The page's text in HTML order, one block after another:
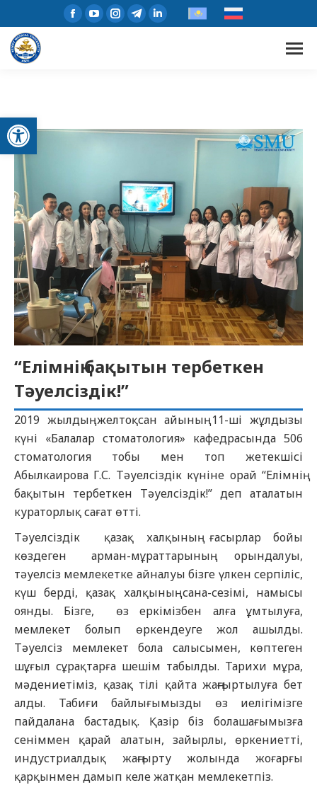
Open toolbar
“Елімнің бақытын тербеткен
Тәуелсіздік!”
2019 жылдың желтоқсан айының 11-ші жұлдызы
күні «Балалар стоматология» кафедрасында 506
стоматология тобы мен топ жетекшісі
Абылкаирова Г.С. Тәуелсіздік күніне орай “Елімнің
бақытын тербеткен Тәуелсіздік!” деп аталатын
кураторлық сағат өтті.
Тәуелсіздік қазақ халқының ғасырлар бойы
көздеген арман-мұраттарының орындалуы,
тәуелсіз мемлекетке айналуы бізге үлкен серпіліс,
күш берді, қазақ халқының сана-сезімі, намысы
оянды. Бізге, өз еркімізбен алға ұмтылуға,
мемлекет болып өркендеуге жол ашылды.
Тәуелсіз мемлекет бола салысымен, көптеген
шұғыл сұрақтарға шешім табылды. Тарихи мұра,
мәдениетіміз, қазақ тілі қайта жаңғыртылуға бет
алды. Табиғи байлығымызды өз иелігімізге
пайдалана бастадық. Қазір біз болашағымызға
сеніммен қарай алатын, зайырлы, өркениетті,
индустриалдық жаңғырту жолында жоғарғы
қарқынмен дамып келе жатқан мемлекетпіз.